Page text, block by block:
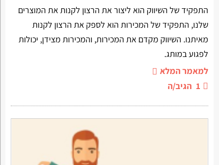
התפקיד של השיווק הוא ליצור את הרצון לקנות את המוצרים
שלנו, התפקיד של המכירות הוא לספק את הרצון לקנות
מאיתנו. השיווק מקדם את המכירות, והמכירות מצידן, יכולות
לפגוע במותג.
למאמר המלא
1 הגיב/ה